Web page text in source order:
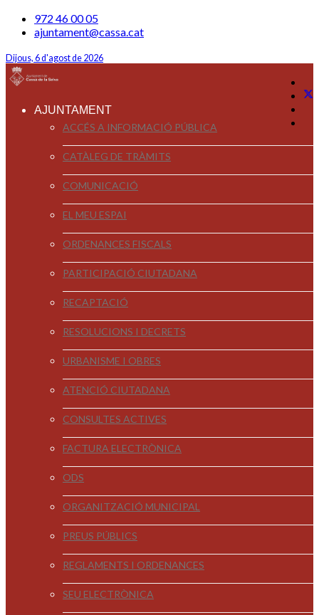
972 46 00 05
ajuntament@cassa.cat
Dijous, 6 d'agost de 2026
AJUNTAMENT
ACCÉS A INFORMACIÓ PÚBLICA
CATÀLEG DE TRÀMITS
COMUNICACIÓ
EL MEU ESPAI
ORDENANCES FISCALS
PARTICIPACIÓ CIUTADANA
RECAPTACIÓ
RESOLUCIONS I DECRETS
URBANISME I OBRES
ATENCIÓ CIUTADANA
CONSULTES ACTIVES
FACTURA ELECTRÒNICA
ODS
ORGANITZACIÓ MUNICIPAL
PREUS PÚBLICS
REGLAMENTS I ORDENANCES
SEU ELECTRÒNICA